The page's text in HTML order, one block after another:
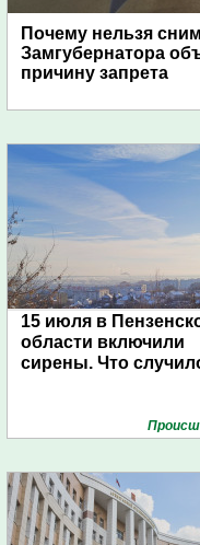
Почему нельзя
Замгубернатора
причину запрета
15 июля в
области включили
сирены. Что